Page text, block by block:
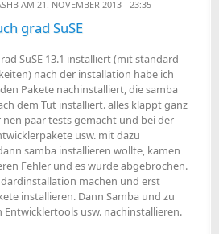
AM 21. NOVEMBER 2013 - 23:35
grad SuSE
SuSE 13.1 installiert (mit standard
nach der installation habe ich
Pakete nachinstalliert, die samba
dem Tut installiert. alles klappt ganz
paar tests gemacht und bei der
usw. mit dazu
samba installieren wollte, kamen
Fehler und es wurde abgebrochen.
machen und erst
installieren. Dann Samba und zu
usw. nachinstallieren.